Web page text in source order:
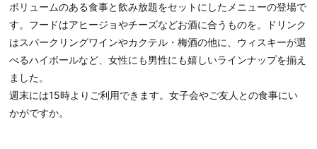
ボリュームのある食事と飲み放題をセットにしたメニューの登場で
す。フードはアヒージョやチーズなどお酒に合うものを。ドリンク
はスパークリングワインやカクテル・梅酒の他に、ウィスキーが選
べるハイボールなど、女性にも男性にも嬉しいラインナップを揃え
ました。
週末には15時よりご利用できます。女子会やご友人との食事にい
かがですか。